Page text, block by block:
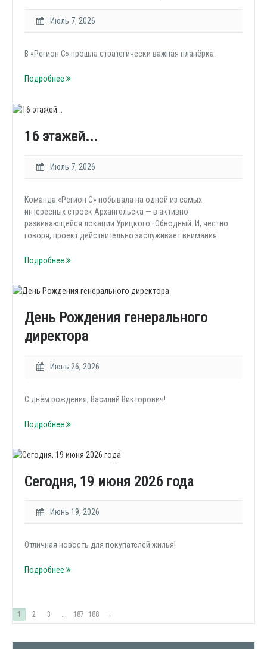
Июль 7, 2026
В «Регион С» прошла стратегически важная планёрка.
Подробнее
16 этажей...
Июль 7, 2026
Команда «Регион С» побывала на одной из самых
интересных строек Архангельска — в активно
развивающейся локации Урицкого–Обводный. И, честно
говоря, проект действительно заслуживает внимания.
Подробнее
День Рождения генерального
директора
Июнь 26, 2026
С днём рождения, Василий Викторович!
Подробнее
Сегодня, 19 июня 2026 года
Июнь 19, 2026
Отличная новость для покупателей жилья!
Подробнее
1 2 3 ... 187 188 →